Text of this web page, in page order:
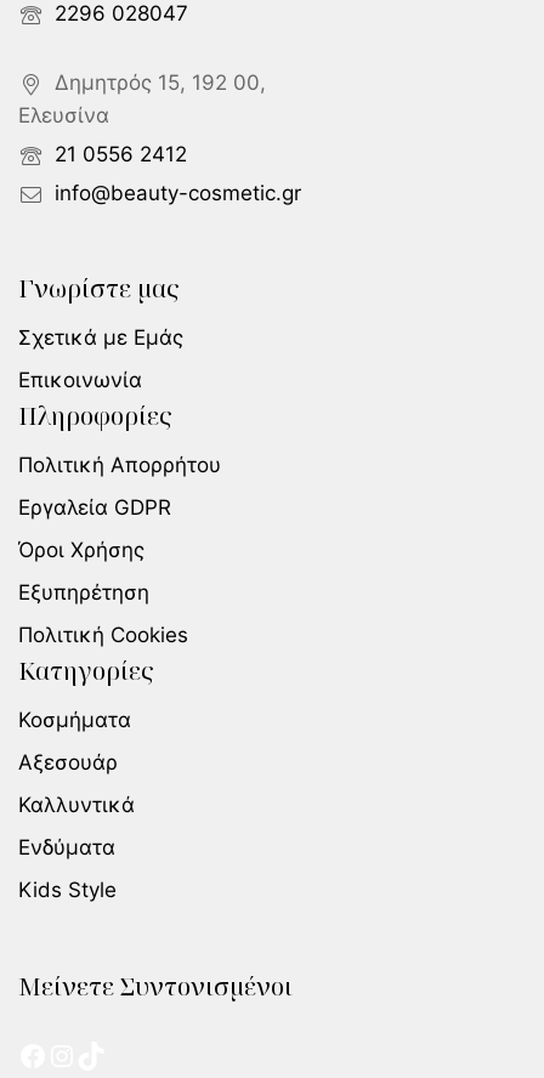
2296 028047
Δημητρός 15, 192 00,
Ελευσίνα
21 0556 2412
info@beauty-cosmetic.gr
Γνωρίστε μας
Σχετικά με Εμάς
Επικοινωνία
Πληροφορίες
Πολιτική Απορρήτου
Εργαλεία GDPR
Όροι Χρήσης
Εξυπηρέτηση
Πολιτική Cookies
Κατηγορίες
Κοσμήματα
Αξεσουάρ
Καλλυντικά
Ενδύματα
Kids Style
Μείνετε Συντονισμένοι